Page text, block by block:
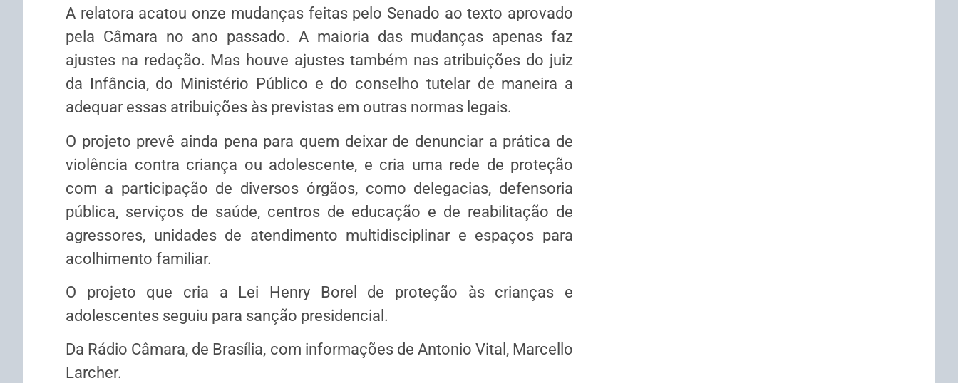
A relatora acatou onze mudanças feitas pelo Senado ao texto aprovado
pela Câmara no ano passado. A maioria das mudanças apenas faz
ajustes na redação. Mas houve ajustes também nas atribuições do juiz
da Infância, do Ministério Público e do conselho tutelar de maneira a
adequar essas atribuições às previstas em outras normas legais.
O projeto prevê ainda pena para quem deixar de denunciar a prática de
violência contra criança ou adolescente, e cria uma rede de proteção
com a participação de diversos órgãos, como delegacias, defensoria
pública, serviços de saúde, centros de educação e de reabilitação de
agressores, unidades de atendimento multidisciplinar e espaços para
acolhimento familiar.
O projeto que cria a Lei Henry Borel de proteção às crianças e
adolescentes seguiu para sanção presidencial.
Da Rádio Câmara, de Brasília, com informações de Antonio Vital, Marcello
Larcher.